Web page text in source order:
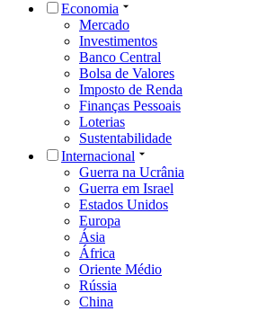
Economia
Mercado
Investimentos
Banco Central
Bolsa de Valores
Imposto de Renda
Finanças Pessoais
Loterias
Sustentabilidade
Internacional
Guerra na Ucrânia
Guerra em Israel
Estados Unidos
Europa
Ásia
África
Oriente Médio
Rússia
China